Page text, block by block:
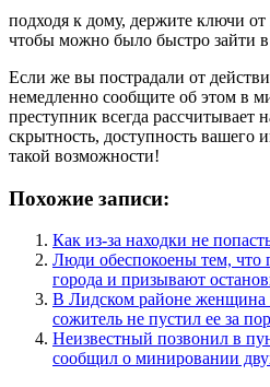
подходя к дому, держите ключи от
чтобы можно было быстро зайти в
Если же вы пострадали от
немедленно сообщите об этом в
преступник всегда рассчитывает
скрытность, доступность вашего
такой возможности!
Похожие записи:
Как из-за находки не
Люди обеспокоены тем, что
города и призывают
В Лидском районе женщина
сожитель не пустил ее за
Неизвестный позвонил в
сообщил о минировании